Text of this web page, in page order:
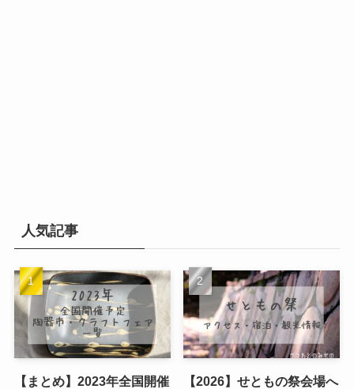
人気記事
【まとめ】2023年全国開催
【2026】せともの祭会場へ